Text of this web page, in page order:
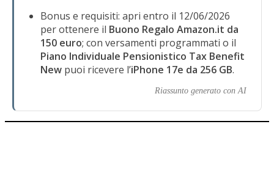
Bonus e requisiti: apri entro il 12/06/2026
per ottenere il Buono Regalo Amazon.it da
150 euro; con versamenti programmati o il
Piano Individuale Pensionistico Tax Benefit
New puoi ricevere l’iPhone 17e da 256 GB.
Riassunto generato con AI